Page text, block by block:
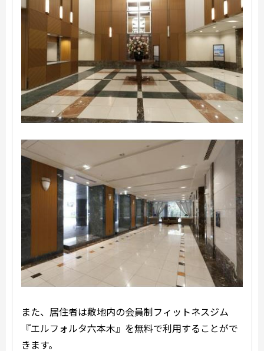
また、居住者は敷地内の会員制フィットネスジム
『エルフォルタ六本木』を無料で利用することがで
きます。